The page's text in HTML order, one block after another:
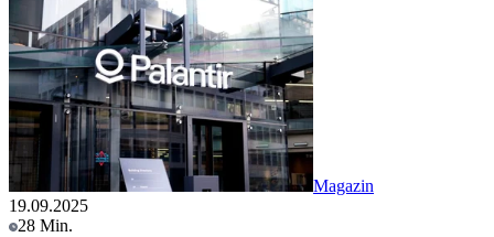
Magazin
19.09.2025
28 Min.